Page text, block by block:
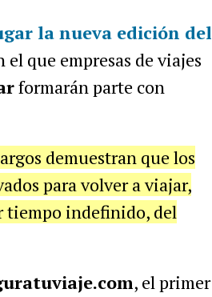
la nueva edición del
que empresas de viajes
formarán parte con
demuestran que los
para volver a viajar,
tiempo indefinido, del
,el primer